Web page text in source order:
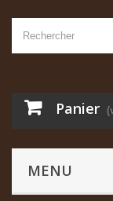
Panier
MENU